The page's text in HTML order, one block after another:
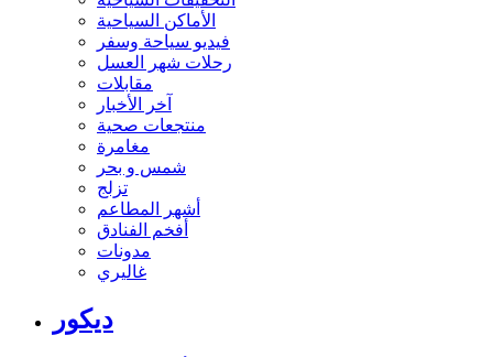
الأماكن السياحية
فيديو سياحة وسفر
رحلات شهر العسل
مقابلات
آخر الأخبار
منتجعات صحية
مغامرة
شمس و بحر
تزلج
أشهر المطاعم
أفخم الفنادق
مدونات
غاليري
ديكور